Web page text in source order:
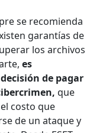
se recomienda
garantías de
los archivos
es
de pagar
que
costo que
de un ataque y